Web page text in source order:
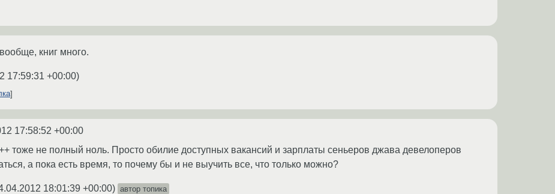
книг много.
17:59:31 +00:00)
17:58:52 +00:00
тоже не полный ноль. Просто обилие доступных вакансий и зарплаты сеньеров джава девелоперов
а пока есть время, то почему бы и не выучить все, что только можно?
18:01:39 +00:00) автор топика